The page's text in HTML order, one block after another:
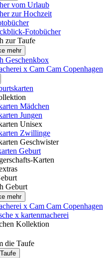
vom Urlaub
zur Hochzeit
Fotobücher
zur Taufe
mehr
Geschenkbox
x Cam Cam Copenhagen
Mädchen
Jungen
Unisex
Zwillinge
Geschwister
Geburt
Karten
Geburt
mehr
x Cam Cam Copenhagen
x kartenmacherei
Kollektion
die Taufe